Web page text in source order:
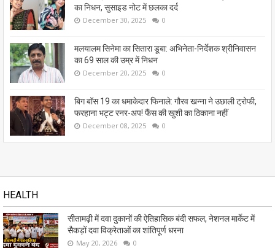
का निधन, सुसाइड नोट में छलका दर्द
December 30, 2025 0
मलयालम सिनेमा का सितारा डूबा: अभिनेता-निर्देशक श्रीनिवासन
का 69 साल की उम्र में निधन
December 20, 2025 0
बिग बॉस 19 का धमाकेदार फिनाले: गौरव खन्ना ने उछाली ट्रोफी,
फरहाना भट्ट रनर-अप! फैंस की खुशी का ठिकाना नहीं
December 08, 2025 0
HEALTH
सीतामढ़ी में दवा दुकानों की ऐतिहासिक बंदी सफल, नेशनल मार्केट में
सैकड़ों दवा विक्रेताओं का शांतिपूर्ण धरना
May 20, 2026 0